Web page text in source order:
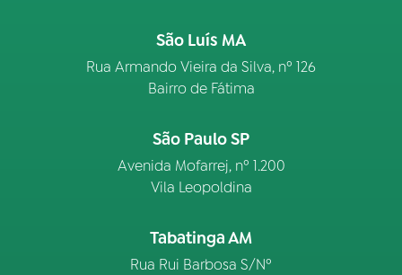
São Luís MA
Rua Armando Vieira da Silva, nº 126
Bairro de Fátima
São Paulo SP
Avenida Mofarrej, nº 1.200
Vila Leopoldina
Tabatinga AM
Rua Rui Barbosa S/Nº